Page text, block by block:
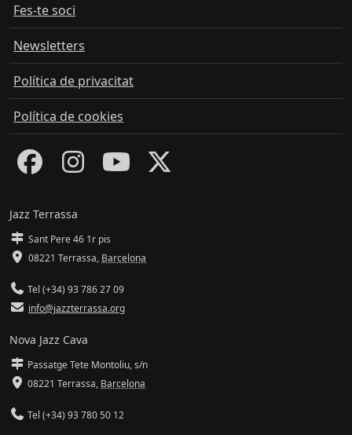
Fes-te soci
Newsletters
Política de privacitat
Política de cookies
Jazz Terrassa
Sant Pere 46 1r pis
08221 Terrassa, Barcelona
Tel (+34) 93 786 27 09
info@jazzterrassa.org
Nova Jazz Cava
Passatge Tete Montoliu, s/n
08221 Terrassa, Barcelona
Tel (+34) 93 780 50 12